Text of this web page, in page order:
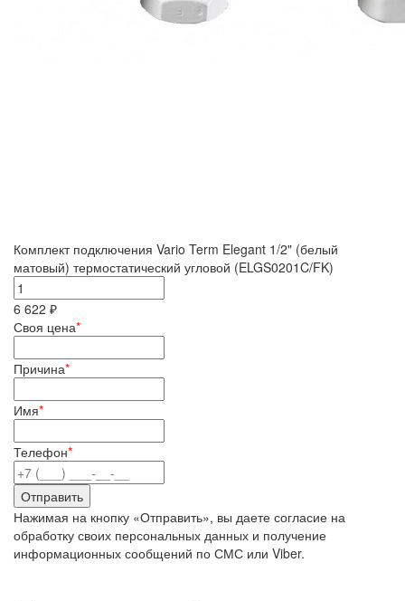
Комплект подключения Vario Term Elegant 1/2" (белый
матовый) термостатический угловой (ELGS0201C/FK)
6 622 ₽
Своя цена*
Причина*
Имя*
Телефон*
Нажимая на кнопку «Отправить», вы даете согласие на
обработку своих персональных данных и получение
информационных сообщений по СМС или Viber.